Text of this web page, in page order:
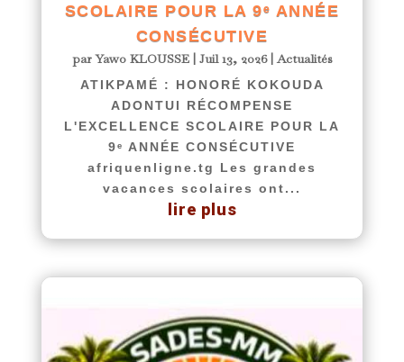
SCOLAIRE POUR LA 9ᵉ ANNÉE
CONSÉCUTIVE
parYawo KLOUSSE| Juil 13, 2026|Actualités
ATIKPAMÉ : HONORÉ KOKOUDA
ADONTUI RÉCOMPENSE
L'EXCELLENCE SCOLAIRE POUR LA
9ᵉ ANNÉE CONSÉCUTIVE
afriquenligne.tg Les grandes
vacances scolaires ont...
lire plus